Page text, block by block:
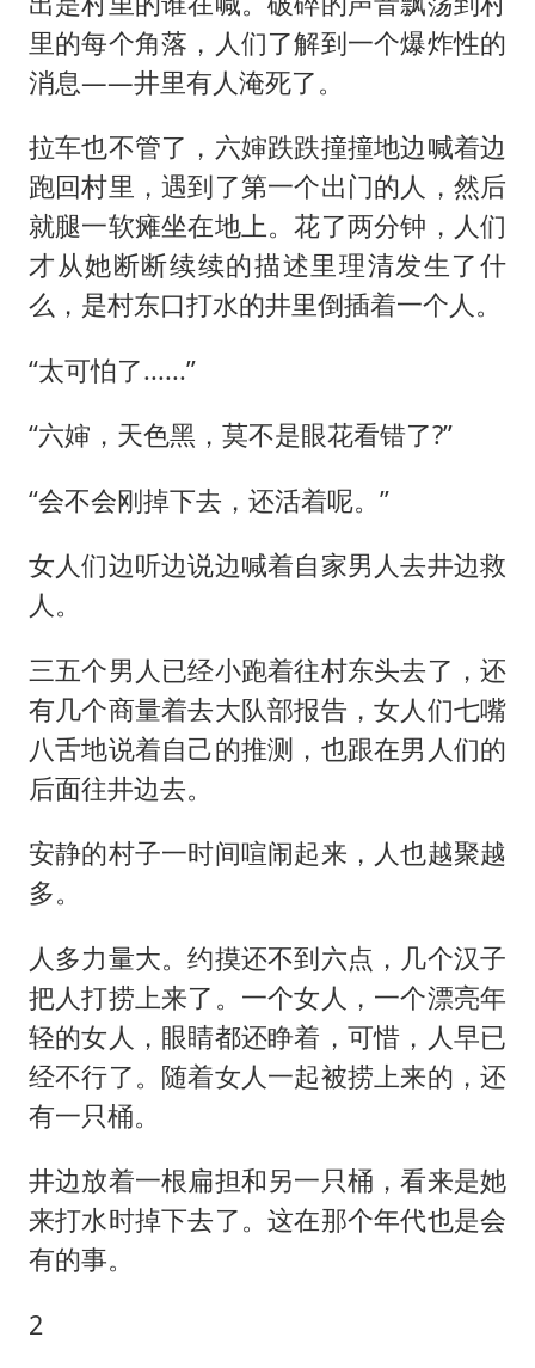
里的每个角落，人们了解到一个爆炸性的
消息——井里有人淹死了。
拉车也不管了，六婶跌跌撞撞地边喊着边
跑回村里，遇到了第一个出门的人，然后
就腿一软瘫坐在地上。花了两分钟，人们
才从她断断续续的描述里理清发生了什
么，是村东口打水的井里倒插着一个人。
“太可怕了......”
“六婶，天色黑，莫不是眼花看错了?”
“会不会刚掉下去，还活着呢。”
女人们边听边说边喊着自家男人去井边救
人。
三五个男人已经小跑着往村东头去了，还
有几个商量着去大队部报告，女人们七嘴
八舌地说着自己的推测，也跟在男人们的
后面往井边去。
安静的村子一时间喧闹起来，人也越聚越
多。
人多力量大。约摸还不到六点，几个汉子
把人打捞上来了。一个女人，一个漂亮年
轻的女人，眼睛都还睁着，可惜，人早已
经不行了。随着女人一起被捞上来的，还
有一只桶。
井边放着一根扁担和另一只桶，看来是她
来打水时掉下去了。这在那个年代也是会
有的事。
2